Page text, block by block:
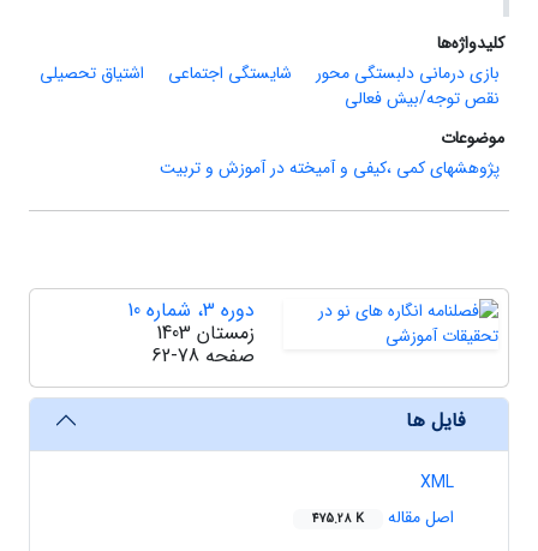
کلیدواژه‌ها
بازی درمانی دلبستگی محور
شایستگی اجتماعی
اشتیاق تحصیلی
نقص توجه/بیش ‏فعالی
موضوعات
پژوهشهای کمی ،کیفی و آمیخته در آموزش و تربیت
دوره 3، شماره 10
زمستان 1403
صفحه 62-78
فایل ها
XML
اصل مقاله
475.28 K